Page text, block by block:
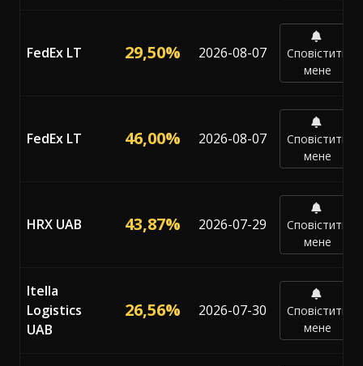
FedEx LT 29,50% 2026-08-07
Сповістити
мене
FedEx LT 46,00% 2026-08-07
Сповістити
мене
HRX UAB 43,87% 2026-07-29
Сповістити
мене
Itella
Logistics
UAB
26,56% 2026-07-30
Сповістити
мене